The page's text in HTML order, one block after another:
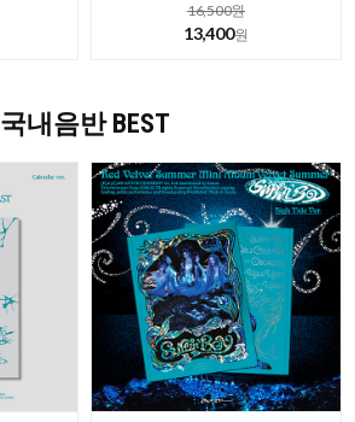
16,500원
13,400원
국내음반 BEST